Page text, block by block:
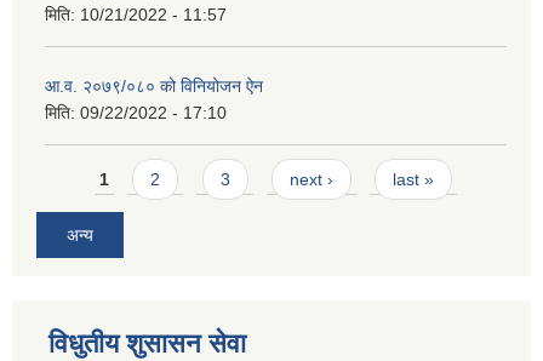
मिति: 10/21/2022 - 11:57
आ.व. २०७९/०८० को विनियोजन ऐन
मिति: 09/22/2022 - 17:10
Pages
1 2 3 next › last »
अन्य
विधुतीय शुसासन सेवा